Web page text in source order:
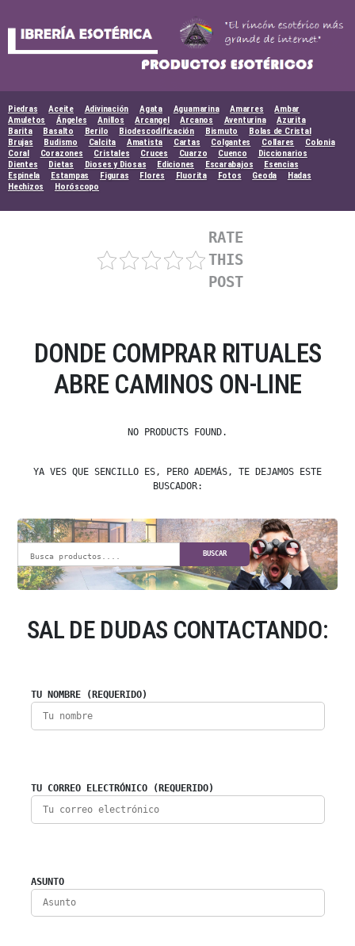
Piedras Aceite Adivinación Agata Aguamarina Amarres
Ambar
Amuletos
Ángeles Anillos Arcangel Arcanos Aventurina
Azurita
Barita
Basalto Berilo Biodescodificación Bismuto
Bolas de Cristal
Brujas
Budismo Calcita Amatista Cartas Colgantes Collares
Colonia
Coral
Corazones Cristales Cruces Cuarzo Cuenco
Diccionarios
Dientes
Dietas Dioses y Diosas Ediciones Escarabajos
Esencias
Espinela
Estampas Figuras Flores Fluorita Fotos Geoda
Hadas
Hechizos
Horóscopo
RATE
THIS
POST
DONDE COMPRAR RITUALES
ABRE CAMINOS ON-LINE
NO PRODUCTS FOUND.
YA VES QUE SENCILLO ES, PERO ADEMÁS, TE DEJAMOS ESTE
BUSCADOR:
BUSCAR
SAL DE DUDAS CONTACTANDO:
TU NOMBRE (REQUERIDO)
TU CORREO ELECTRÓNICO (REQUERIDO)
ASUNTO